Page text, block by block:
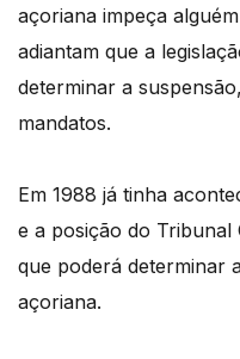
açoriana impeça
adiantam que a
determinar a
mandatos.
Em 1988 já tinha
e a posição do Tribunal
que poderá determinar
açoriana.